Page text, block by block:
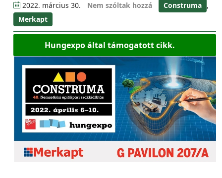
2022. március 30. Nem szóltak hozzá Construma ,
Merkapt
Hungexpo által támogatott cikk.